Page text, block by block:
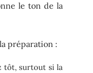
le ton de la
préparation :
tôt, surtout si la